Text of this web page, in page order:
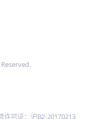
许可证：沪B2-20170213